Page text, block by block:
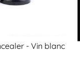
- Vin blanc